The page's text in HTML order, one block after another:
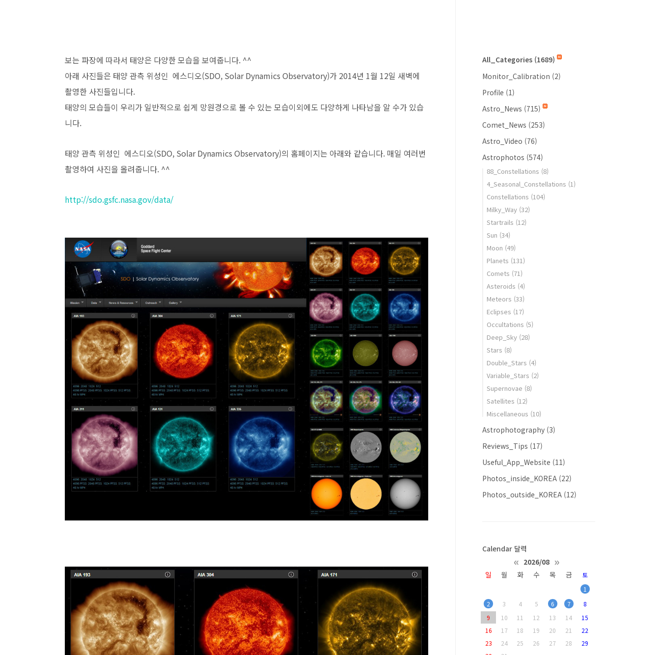
보는 파장에 따라서 태양은 다양한 모습을 보여줍니다. ^^
아래 사진들은 태양 관측 위성인 에스디오(SDO, Solar Dynamics Observatory)가 2014년 1월 12일 새벽에
촬영한 사진들입니다.
태양의 모습들이 우리가 일반적으로 쉽게 망원경으로 볼 수 있는 모습이외에도 다양하게 나타남을 알 수가 있습
니다.
태양 관측 위성인 에스디오(SDO, Solar Dynamics Observatory)의 홈페이지는 아래와 같습니다. 매일 여러번
촬영하여 사진을 올려줍니다. ^^
http://sdo.gsfc.nasa.gov/data/
All_Categories (1689)
Monitor_Calibration (2)
Profile (1)
Astro_News (715)
Comet_News (253)
Astro_Video (76)
Astrophotos (574)
88_Constellations (8)
4_Seasonal_Constellations (1)
Constellations (104)
Milky_Way (32)
Startrails (12)
Sun (34)
Moon (49)
Planets (131)
Comets (71)
Asteroids (4)
Meteors (33)
Eclipses (17)
Occultations (5)
Deep_Sky (28)
Stars (8)
Double_Stars (4)
Variable_Stars (2)
Supernovae (8)
Satellites (12)
Miscellaneous (10)
Astrophotography (3)
Reviews_Tips (17)
Useful_App_Website (11)
Photos_inside_KOREA (22)
Photos_outside_KOREA (12)
Calendar 달력
« 2026/08 »
일 월 화 수 목 금
토
1
2
3 4 5 6 7
8
9
10 11 12 13 14
15
16
17 18 19 20 21
22
23
24 25 26 27 28
29